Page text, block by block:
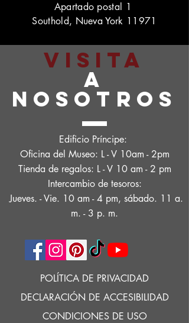
Apartado postal 1
Southold, Nueva York 11971
VISITA
A
NOSOTROS
Edificio Príncipe:
Oficina del Museo: L - V 10am - 2pm
Tienda de regalos: L - V 10 am - 2 pm
Intercambio de tesoros:
Jueves. - Vie. 10 am - 4 pm, sábado. 11 a.
m. - 3 p. m.
POLÍTICA DE PRIVACIDAD
DECLARACIÓN DE ACCESIBILIDAD
CONDICIONES DE USO